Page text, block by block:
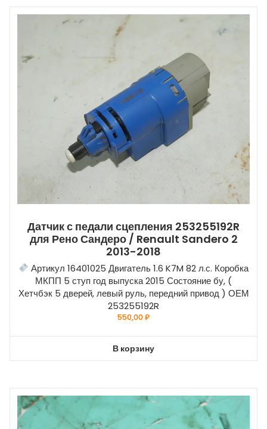
Датчик с педали сцепления 253255192R
для Рено Сандеро / Renault Sandero 2
2013-2018
Артикул 16401025 Двигатель 1.6 K7M 82 л.с. Коробка
МКПП 5 ступ год выпуска 2015 Состояние бу, (
Хетчбэк 5 дверей, левый руль, передний привод ) ОЕМ
253255192R
550,00₽
В корзину